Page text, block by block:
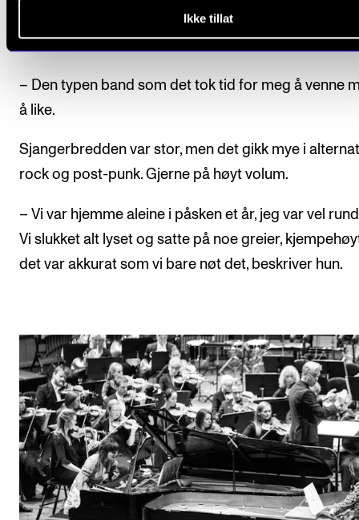
Ikke tillat
– Hun tok med masse nytt inn. Noe av det var
– Den typen band som det tok tid for meg å venne
å like.
Sjangerbredden var stor, men det gikk mye i
rock og post-punk. Gjerne på høyt volum.
– Vi var hjemme aleine i påsken et år, jeg var vel
Vi slukket alt lyset og satte på noe greier,
det var akkurat som vi bare nøt det, beskriver hun.